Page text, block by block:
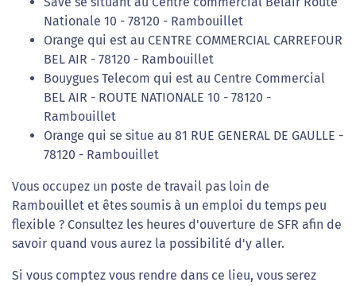
Nationale 10 - 78120 - Rambouillet
Orange qui est au CENTRE COMMERCIAL CARREFOUR
BEL AIR - 78120 - Rambouillet
Bouygues Telecom qui est au Centre Commercial
BEL AIR - ROUTE NATIONALE 10 - 78120 -
Rambouillet
Orange qui se situe au 81 RUE GENERAL DE GAULLE -
78120 - Rambouillet
Vous occupez un poste de travail pas loin de
Rambouillet et êtes soumis à un emploi du temps peu
flexible ? Consultez les heures d'ouverture de SFR afin de
savoir quand vous aurez la possibilité d'y aller.
Si vous comptez vous rendre dans ce lieu, vous serez